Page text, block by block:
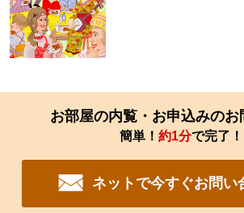
お部屋の内覧・お申込みのお
簡単！ 約1分で完了！
ネットで今すぐお問い